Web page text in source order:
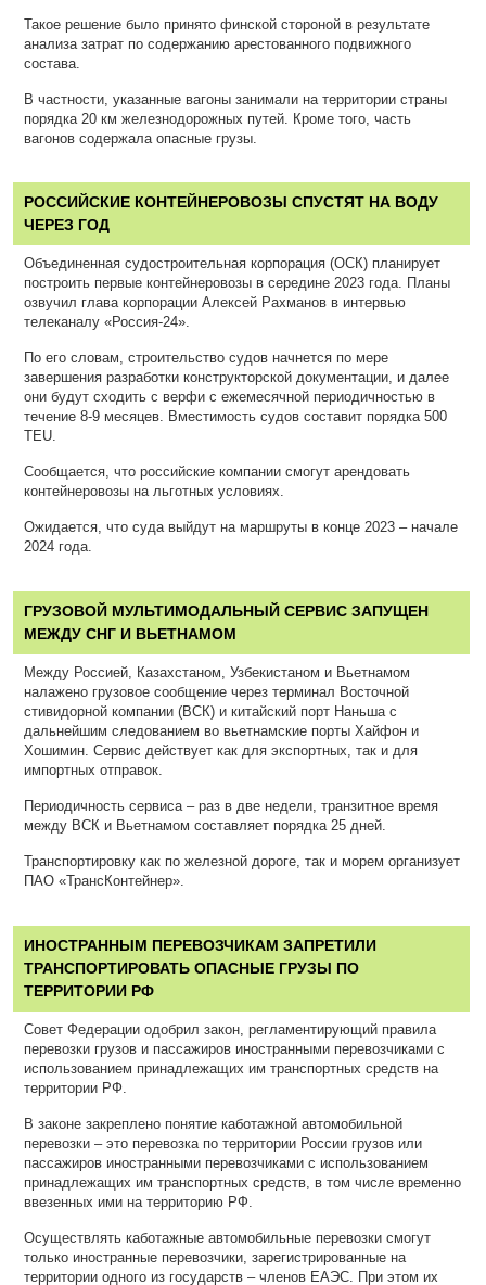
Такое решение было принято финской стороной в результате
анализа затрат по содержанию арестованного подвижного
состава.
В частности, указанные вагоны занимали на территории страны
порядка 20 км железнодорожных путей. Кроме того, часть
вагонов содержала опасные грузы.
РОССИЙСКИЕ КОНТЕЙНЕРОВОЗЫ СПУСТЯТ НА ВОДУ
ЧЕРЕЗ ГОД
Объединенная судостроительная корпорация (ОСК) планирует
построить первые контейнеровозы в середине 2023 года. Планы
озвучил глава корпорации Алексей Рахманов в интервью
телеканалу «Россия-24».
По его словам, строительство судов начнется по мере
завершения разработки конструкторской документации, и далее
они будут сходить с верфи с ежемесячной периодичностью в
течение 8-9 месяцев. Вместимость судов составит порядка 500
TEU.
Сообщается, что российские компании смогут арендовать
контейнеровозы на льготных условиях.
Ожидается, что суда выйдут на маршруты в конце 2023 – начале
2024 года.
ГРУЗОВОЙ МУЛЬТИМОДАЛЬНЫЙ СЕРВИС ЗАПУЩЕН
МЕЖДУ СНГ И ВЬЕТНАМОМ
Между Россией, Казахстаном, Узбекистаном и Вьетнамом
налажено грузовое сообщение через терминал Восточной
стивидорной компании (ВСК) и китайский порт Наньша с
дальнейшим следованием во вьетнамские порты Хайфон и
Хошимин. Сервис действует как для экспортных, так и для
импортных отправок.
Периодичность сервиса – раз в две недели, транзитное время
между ВСК и Вьетнамом составляет порядка 25 дней.
Транспортировку как по железной дороге, так и морем организует
ПАО «ТрансКонтейнер».
ИНОСТРАННЫМ ПЕРЕВОЗЧИКАМ ЗАПРЕТИЛИ
ТРАНСПОРТИРОВАТЬ ОПАСНЫЕ ГРУЗЫ ПО
ТЕРРИТОРИИ РФ
Совет Федерации одобрил закон, регламентирующий правила
перевозки грузов и пассажиров иностранными перевозчиками с
использованием принадлежащих им транспортных средств на
территории РФ.
В законе закреплено понятие каботажной автомобильной
перевозки – это перевозка по территории России грузов или
пассажиров иностранными перевозчиками с использованием
принадлежащих им транспортных средств, в том числе временно
ввезенных ими на территорию РФ.
Осуществлять каботажные автомобильные перевозки смогут
только иностранные перевозчики, зарегистрированные на
территории одного из государств – членов ЕАЭС. При этом их